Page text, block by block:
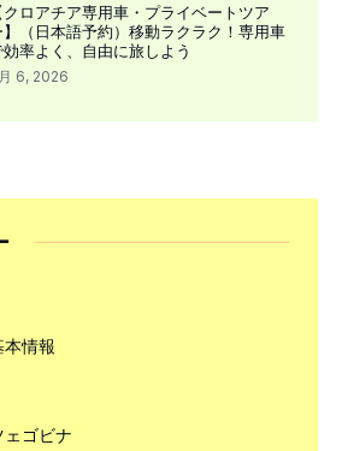
クロアチア専用車・プライベートツア
】（日本語予約）移動ラクラク！専用車
効率よく、自由に旅しよう
6, 2026
本情報
ゴビナ